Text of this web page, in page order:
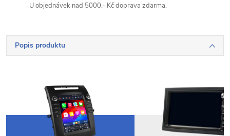
U objednávek nad 5000,- Kč doprava zdarma.
Popis produktu